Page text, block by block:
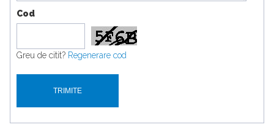
Cod
Greu de citit? Regenerare cod